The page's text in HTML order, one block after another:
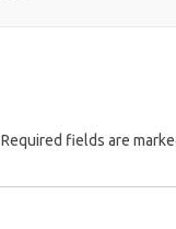
Required fields are